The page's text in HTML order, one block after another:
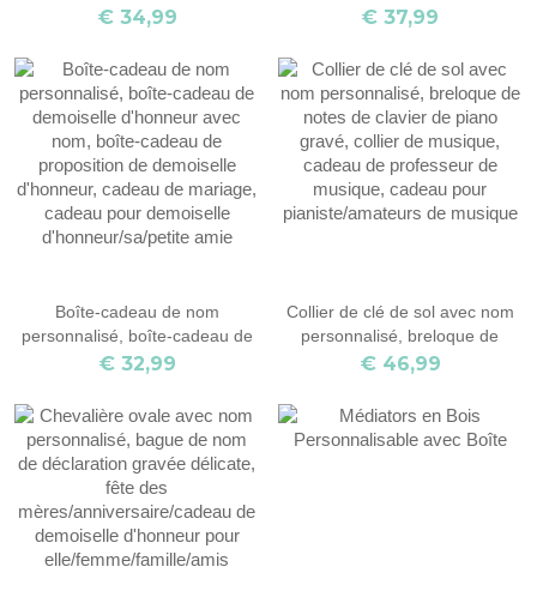
d'érable
€ 34,99
hommes et femmes, cadeau
€ 37,99
Boîte-cadeau de nom
personnalisé, boîte-cadeau de
demoiselle d'honneur avec
proposition de demoiselle
d'honneur, cadeau de mariage,
cadeau pour demoiselle
d'honneur/sa/petite amie
€ 32,99
Collier de clé de sol avec nom
personnalisé, breloque de
notes de clavier de piano gravé,
professeur de musique, cadeau
pour pianiste/amateurs de
€ 46,99